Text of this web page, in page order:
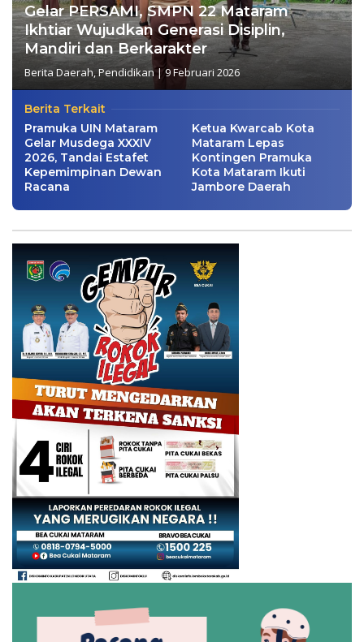
Gelar PERSAMI, SMPN 22 Mataram
Ikhtiar Wujudkan Generasi Disiplin,
Mandiri dan Berkarakter
Berita Daerah,Pendidikan|9 Februari 2026
Berita Terkait
Pramuka UIN Mataram
Gelar Musdega XXXIV
2026, Tandai Estafet
Kepemimpinan Dewan
Racana
Ketua Kwarcab Kota
Mataram Lepas
Kontingen Pramuka
Kota Mataram Ikuti
Jambore Daerah